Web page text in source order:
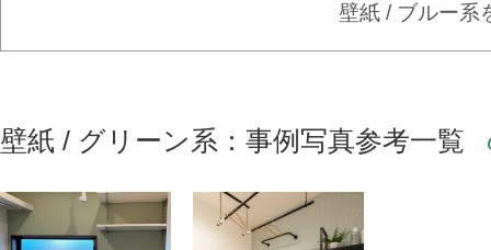
壁紙 / ブルー系
壁紙 / グリーン系：事例写真参考一覧